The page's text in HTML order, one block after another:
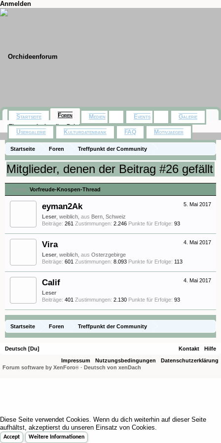
Anmelden
Startseite Foren
Treffpunkt der Community
Orchideenfotos (Phalaenopsis)
Vorfreude-Knospen-Thread
Mitglieder, denen der Beitrag #26 gefällt
Thema: Vorfreude-Knospen-Thread
5. Mai 2017
eyman2Ak
Leser , weiblich, aus Bern, Schweiz
Beiträge: 261 Zustimmungen: 2.246 Punkte für Erfolge: 93
4. Mai 2017
Vira
Leser , weiblich, aus Osterzgebirge
Beiträge: 601 Zustimmungen: 8.093 Punkte für Erfolge: 113
4. Mai 2017
Calif
Leser
Beiträge: 401 Zustimmungen: 2.130 Punkte für Erfolge: 93
Startseite Foren
Treffpunkt der Community
Orchideenfotos (Phalaenopsis)
Vorfreude-Knospen-Thread
Startseite Foren
Themen mit aktuellen Beiträgen
Medien Events Galerie
Usergalerie Kulturdatenbank FAQ Motivjaeger
Deutsch [Du] Kontakt
Hilfe
Impressum
Nutzungsbedingungen
Datenschutzerklärung
Forum software by XenForo® - Deutsch von xenDach
Diese Seite verwendet Cookies. Wenn du dich weiterhin auf dieser Seite
aufhältst, akzeptierst du unseren Einsatz von Cookies.
Accept Weitere Informationen